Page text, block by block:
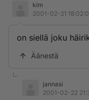
kim
2001-02-21
on siellä joku
Äänestä
jannasi
2001-02-22